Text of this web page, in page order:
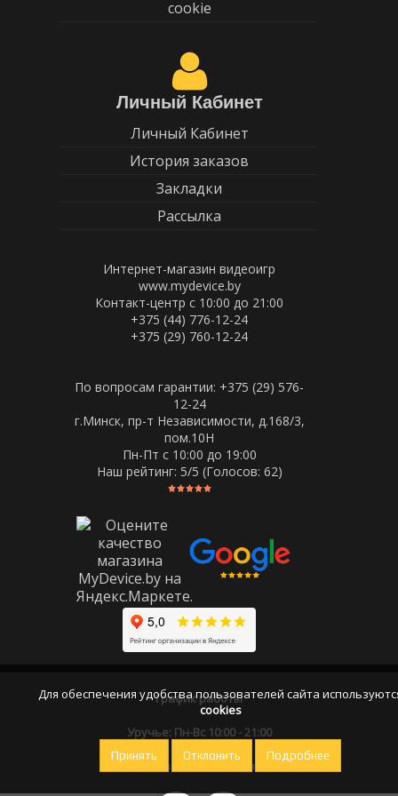
cookie
Личный Кабинет
Личный Кабинет
История заказов
Закладки
Рассылка
Интернет-магазин видеоигр
www.mydevice.by
Контакт-центр с 10:00 до 21:00
+375 (44) 776-12-24
+375 (29) 760-12-24
По вопросам гарантии: +375 (29) 576-
12-24
г.Минск, пр-т Независимости, д.168/3,
пом.10Н
Пн-Пт c 10:00 до 19:00
Наш рейтинг: 5/5 (Голосов: 62)
График работы
Уручье: Пн-Вс 10:00 - 21:00
Оставайтесь на связи
Для обеспечения удобства пользователей сайта
cookies
Принять Отклонить Подробнее